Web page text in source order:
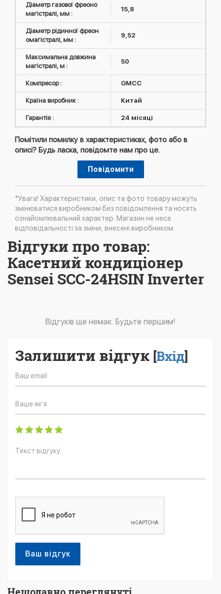
Діаметр газової фреоно
магістралі, мм :
15,8
Діаметр рідинної фреон
омагістралі, мм :
9,52
Максимальна довжина
магістралі, м :
50
Компресор : GMCC
Країна виробник : Китай
Гарантія : 24 місяці
Помітили помилку в характеристиках, фото або в
описі? Будь ласка, повідомте нам про це.
Повідомити
*Увага! Характеристики, опис та фото товару можуть
змінюватися виробником без повідомлення та носять
ознайомлювальний характер. Магазин не несе
відповідальності за зміни, внесені виробником.
Відгуки про товар:
Касетний кондиціонер
Sensei SCC-24HSIN Inverter
Відгуків ще немає. Будьте першим!
Залишити відгук [Вхід]
Ваш відгук
Нещодавно переглянуті